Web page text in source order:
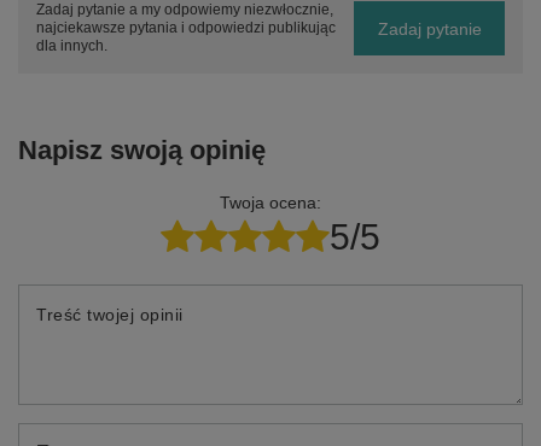
Zadaj pytanie a my odpowiemy niezwłocznie,
najciekawsze pytania i odpowiedzi publikując
dla innych.
Zadaj pytanie
Napisz swoją opinię
Twoja ocena:
5/5
Treść twojej opinii